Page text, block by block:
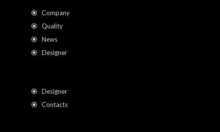
Company
Quality
News
Designer
Designer
Contacts